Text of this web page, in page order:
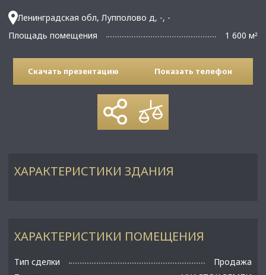
Ленинградская обл, Лупполово д, -, -
Площадь помещения
1 600 м²
Скачать презентацию Показать телефон
ХАРАКТЕРИСТИКИ ПОМЕЩЕНИЯ
Тип сделки
Продажа
ХАРАКТЕРИСТИКИ ЗДАНИЯ